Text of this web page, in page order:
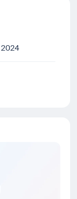
2024